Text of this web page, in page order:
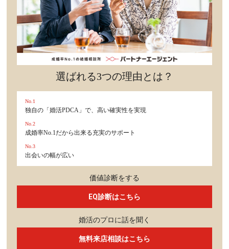
選ばれる3つの理由とは？
No.1
独自の「婚活PDCA」で、高い確実性を実現
No.2
成婚率No.1だから出来る充実のサポート
No.3
出会いの幅が広い
価値診断をする
EQ診断はこちら
婚活のプロに話を聞く
無料来店相談はこちら